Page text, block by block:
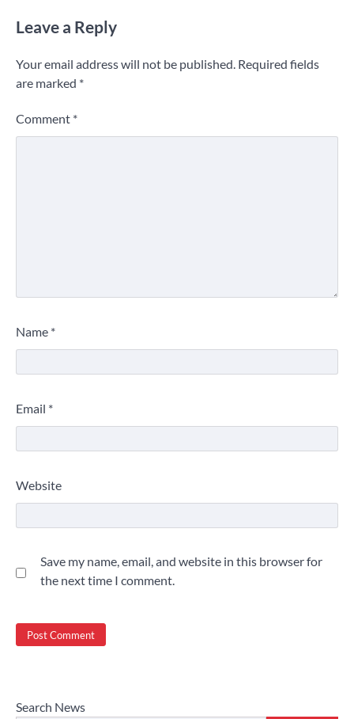
Leave a Reply
Your email address will not be published. Required fields
are marked *
Comment *
Name *
Email *
Website
Save my name, email, and website in this browser for
the next time I comment.
Search News